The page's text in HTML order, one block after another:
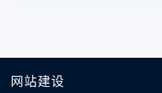
网站建设